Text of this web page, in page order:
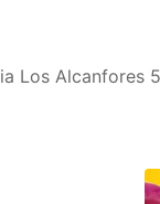
Los Alcanfores